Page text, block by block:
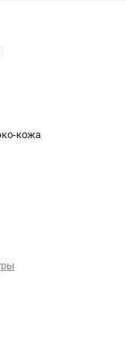
кожа